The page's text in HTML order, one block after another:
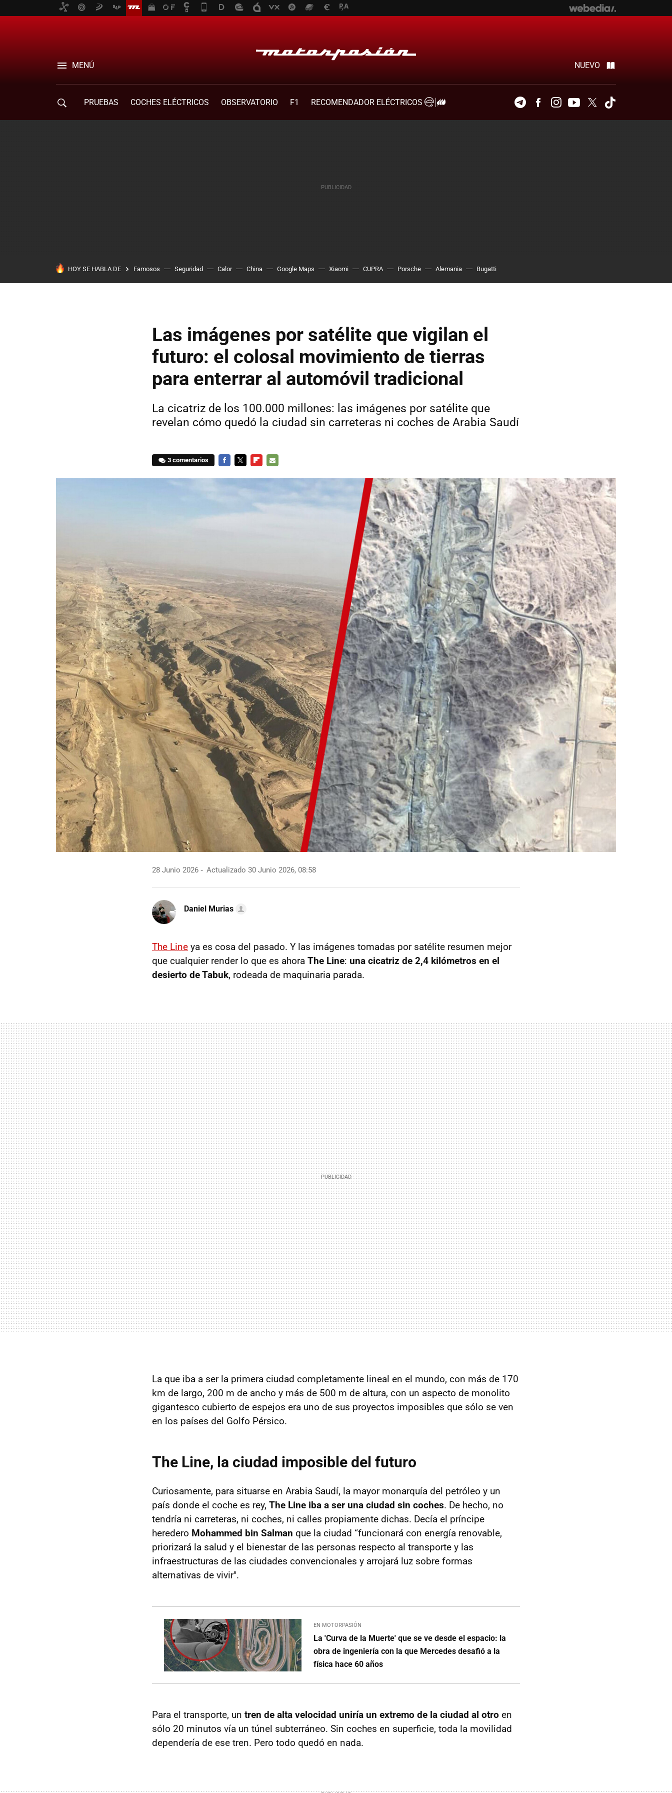
MENÚ NUEVO
PRUEBAS COCHES ELÉCTRICOS OBSERVATORIO F1
RECOMENDADOR ELÉCTRICOS
TelegramFacebookInstagramYoutubeTwitter
HOY SE HABLA DE Famosos Seguridad Calor China Google Maps Xiaomi CUPRA Porsche Alemania Bugatti
Las imágenes por satélite que vigilan el
futuro: el colosal movimiento de tierras
para enterrar al automóvil tradicional
La cicatriz de los 100.000 millones: las imágenes por satélite que
revelan cómo quedó la ciudad sin carreteras ni coches de Arabia Saudí
3 comentarios
28 Junio 2026 Actualizado 30 Junio 2026, 08:58
Daniel Murias
The Line ya es cosa del pasado. Y las imágenes tomadas por satélite resumen mejor
que cualquier render lo que es ahora The Line: una cicatriz de 2,4 kilómetros en el
desierto de Tabuk, rodeada de maquinaria parada.
La que iba a ser la primera ciudad completamente lineal en el mundo, con más de 170
km de largo, 200 m de ancho y más de 500 m de altura, con un aspecto de monolito
gigantesco cubierto de espejos era uno de sus proyectos imposibles que sólo se ven
en los países del Golfo Pérsico.
The Line, la ciudad imposible del futuro
Curiosamente, para situarse en Arabia Saudí, la mayor monarquía del petróleo y un
país donde el coche es rey, The Line iba a ser una ciudad sin coches. De hecho, no
tendría ni carreteras, ni coches, ni calles propiamente dichas. Decía el príncipe
heredero Mohammed bin Salman que la ciudad “funcionará con energía renovable,
priorizará la salud y el bienestar de las personas respecto al transporte y las
infraestructuras de las ciudades convencionales y arrojará luz sobre formas
alternativas de vivir".
EN MOTORPASIÓN
La 'Curva de la Muerte' que se ve desde el espacio: la
obra de ingeniería con la que Mercedes desafió a la
física hace 60 años
Para el transporte, un tren de alta velocidad uniría un extremo de la ciudad al otro en
sólo 20 minutos vía un túnel subterráneo. Sin coches en superficie, toda la movilidad
dependería de ese tren. Pero todo quedó en nada.